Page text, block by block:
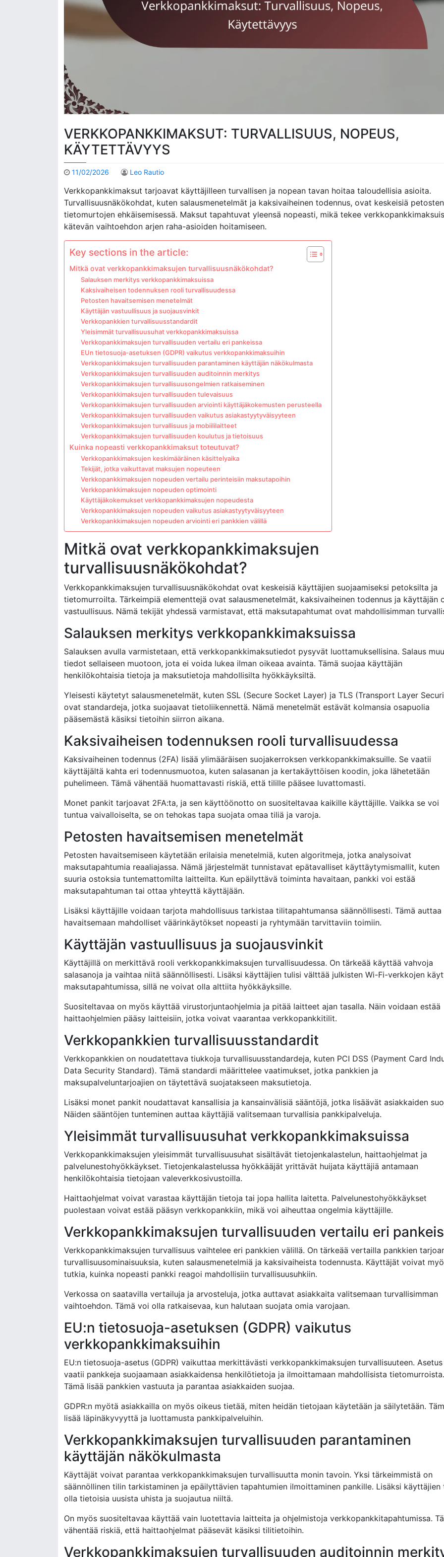
VERKKOPANKKIMAKSUT: TURVALLISUUS, NOPEUS,
KÄYTETTÄVYYS
11/02/2026 Leo Rautio
Verkkopankkimaksut tarjoavat käyttäjilleen turvallisen ja nopean tavan hoitaa taloudellisia asioita.
Turvallisuusnäkökohdat, kuten salausmenetelmät ja kaksivaiheinen todennus, ovat keskeisiä
tietomurtojen ehkäisemisessä. Maksut tapahtuvat yleensä nopeasti, mikä tekee
kätevän vaihtoehdon arjen raha-asioiden hoitamiseen.
Key sections in the article:
Mitkä ovat verkkopankkimaksujen turvallisuusnäkökohdat?
Salauksen merkitys verkkopankkimaksuissa
Kaksivaiheisen todennuksen rooli turvallisuudessa
Petosten havaitsemisen menetelmät
Käyttäjän vastuullisuus ja suojausvinkit
Verkkopankkien turvallisuusstandardit
Yleisimmät turvallisuusuhat verkkopankkimaksuissa
Verkkopankkimaksujen turvallisuuden vertailu eri pankeissa
EUn tietosuoja-asetuksen (GDPR) vaikutus verkkopankkimaksuihin
Verkkopankkimaksujen turvallisuuden parantaminen käyttäjän näkökulmasta
Verkkopankkimaksujen turvallisuuden auditoinnin merkitys
Verkkopankkimaksujen turvallisuusongelmien ratkaiseminen
Verkkopankkimaksujen turvallisuuden tulevaisuus
Verkkopankkimaksujen turvallisuuden arviointi käyttäjäkokemusten perusteella
Verkkopankkimaksujen turvallisuuden vaikutus asiakastyytyväisyyteen
Verkkopankkimaksujen turvallisuus ja mobiililaitteet
Verkkopankkimaksujen turvallisuuden koulutus ja tietoisuus
Kuinka nopeasti verkkopankkimaksut toteutuvat?
Verkkopankkimaksujen keskimääräinen käsittelyaika
Tekijät, jotka vaikuttavat maksujen nopeuteen
Verkkopankkimaksujen nopeuden vertailu perinteisiin maksutapoihin
Verkkopankkimaksujen nopeuden optimointi
Käyttäjäkokemukset verkkopankkimaksujen nopeudesta
Verkkopankkimaksujen nopeuden vaikutus asiakastyytyväisyyteen
Verkkopankkimaksujen nopeuden arviointi eri pankkien välillä
Mitkä ovat verkkopankkimaksujen
turvallisuusnäkökohdat?
Verkkopankkimaksujen turvallisuusnäkökohdat ovat keskeisiä käyttäjien suojaamiseksi petoksilta ja
tietomurroilta. Tärkeimpiä elementtejä ovat salausmenetelmät, kaksivaiheinen todennus ja käyttäjän
vastuullisuus. Nämä tekijät yhdessä varmistavat, että maksutapahtumat ovat mahdollisimman
Salauksen merkitys verkkopankkimaksuissa
Salauksen avulla varmistetaan, että verkkopankkimaksutiedot pysyvät luottamuksellisina. Salaus
tiedot sellaiseen muotoon, jota ei voida lukea ilman oikeaa avainta. Tämä suojaa käyttäjän
henkilökohtaisia tietoja ja maksutietoja mahdollisilta hyökkäyksiltä.
Yleisesti käytetyt salausmenetelmät, kuten SSL (Secure Socket Layer) ja TLS (Transport Layer
ovat standardeja, jotka suojaavat tietoliikennettä. Nämä menetelmät estävät kolmansia osapuolia
pääsemästä käsiksi tietoihin siirron aikana.
Kaksivaiheisen todennuksen rooli turvallisuudessa
Kaksivaiheinen todennus (2FA) lisää ylimääräisen suojakerroksen verkkopankkimaksuille. Se vaatii
käyttäjältä kahta eri todennusmuotoa, kuten salasanan ja kertakäyttöisen koodin, joka lähetetään
puhelimeen. Tämä vähentää huomattavasti riskiä, että tilille pääsee luvattomasti.
Monet pankit tarjoavat 2FA:ta, ja sen käyttöönotto on suositeltavaa kaikille käyttäjille. Vaikka se voi
tuntua vaivalloiselta, se on tehokas tapa suojata omaa tiliä ja varoja.
Petosten havaitsemisen menetelmät
Petosten havaitsemiseen käytetään erilaisia menetelmiä, kuten algoritmeja, jotka analysoivat
maksutapahtumia reaaliajassa. Nämä järjestelmät tunnistavat epätavalliset käyttäytymismallit, kuten
suuria ostoksia tuntemattomilta laitteilta. Kun epäilyttävä toiminta havaitaan, pankki voi estää
maksutapahtuman tai ottaa yhteyttä käyttäjään.
Lisäksi käyttäjille voidaan tarjota mahdollisuus tarkistaa tilitapahtumansa säännöllisesti. Tämä auttaa
havaitsemaan mahdolliset väärinkäytökset nopeasti ja ryhtymään tarvittaviin toimiin.
Käyttäjän vastuullisuus ja suojausvinkit
Käyttäjillä on merkittävä rooli verkkopankkimaksujen turvallisuudessa. On tärkeää käyttää vahvoja
salasanoja ja vaihtaa niitä säännöllisesti. Lisäksi käyttäjien tulisi välttää julkisten Wi-Fi-verkkojen
maksutapahtumissa, sillä ne voivat olla alttiita hyökkäyksille.
Suositeltavaa on myös käyttää virustorjuntaohjelmia ja pitää laitteet ajan tasalla. Näin voidaan estää
haittaohjelmien pääsy laitteisiin, jotka voivat vaarantaa verkkopankkitilit.
Verkkopankkien turvallisuusstandardit
Verkkopankkien on noudatettava tiukkoja turvallisuusstandardeja, kuten PCI DSS (Payment Card
Data Security Standard). Tämä standardi määrittelee vaatimukset, jotka pankkien ja
maksupalveluntarjoajien on täytettävä suojatakseen maksutietoja.
Lisäksi monet pankit noudattavat kansallisia ja kansainvälisiä sääntöjä, jotka lisäävät asiakkaiden
Näiden sääntöjen tunteminen auttaa käyttäjiä valitsemaan turvallisia pankkipalveluja.
Yleisimmät turvallisuusuhat verkkopankkimaksuissa
Verkkopankkimaksujen yleisimmät turvallisuusuhat sisältävät tietojenkalastelun, haittaohjelmat ja
palvelunestohyökkäykset. Tietojenkalastelussa hyökkääjät yrittävät huijata käyttäjiä antamaan
henkilökohtaisia tietojaan valeverkkosivustoilla.
Haittaohjelmat voivat varastaa käyttäjän tietoja tai jopa hallita laitetta. Palvelunestohyökkäykset
puolestaan voivat estää pääsyn verkkopankkiin, mikä voi aiheuttaa ongelmia käyttäjille.
Verkkopankkimaksujen turvallisuuden vertailu eri
Verkkopankkimaksujen turvallisuus vaihtelee eri pankkien välillä. On tärkeää vertailla pankkien
turvallisuusominaisuuksia, kuten salausmenetelmiä ja kaksivaiheista todennusta. Käyttäjät voivat
tutkia, kuinka nopeasti pankki reagoi mahdollisiin turvallisuusuhkiin.
Verkossa on saatavilla vertailuja ja arvosteluja, jotka auttavat asiakkaita valitsemaan turvallisimman
vaihtoehdon. Tämä voi olla ratkaisevaa, kun halutaan suojata omia varojaan.
EU:n tietosuoja-asetuksen (GDPR) vaikutus
verkkopankkimaksuihin
EU:n tietosuoja-asetus (GDPR) vaikuttaa merkittävästi verkkopankkimaksujen turvallisuuteen. Asetus
vaatii pankkeja suojaamaan asiakkaidensa henkilötietoja ja ilmoittamaan mahdollisista tietomurroista.
Tämä lisää pankkien vastuuta ja parantaa asiakkaiden suojaa.
GDPR:n myötä asiakkailla on myös oikeus tietää, miten heidän tietojaan käytetään ja säilytetään.
lisää läpinäkyvyyttä ja luottamusta pankkipalveluihin.
Verkkopankkimaksujen turvallisuuden parantaminen
käyttäjän näkökulmasta
Käyttäjät voivat parantaa verkkopankkimaksujen turvallisuutta monin tavoin. Yksi tärkeimmistä on
säännöllinen tilin tarkistaminen ja epäilyttävien tapahtumien ilmoittaminen pankille. Lisäksi käyttäjien
olla tietoisia uusista uhista ja suojautua niiltä.
On myös suositeltavaa käyttää vain luotettavia laitteita ja ohjelmistoja verkkopankkitapahtumissa.
vähentää riskiä, että haittaohjelmat pääsevät käsiksi tilitietoihin.
Verkkopankkimaksujen turvallisuuden auditoinnin